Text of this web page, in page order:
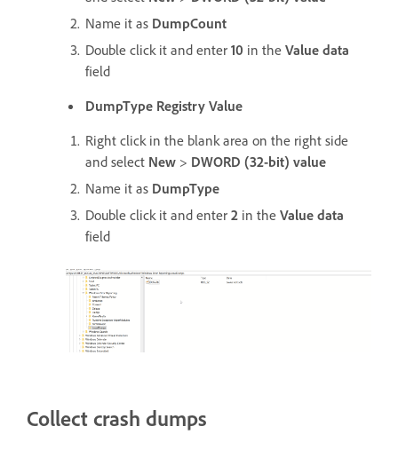
Name it as DumpCount
Double click it and enter 10 in the Value data
field
DumpType Registry Value
Right click in the blank area on the right side
and select New > DWORD (32-bit) value
Name it as DumpType
Double click it and enter 2 in the Value data
field
Collect crash dumps